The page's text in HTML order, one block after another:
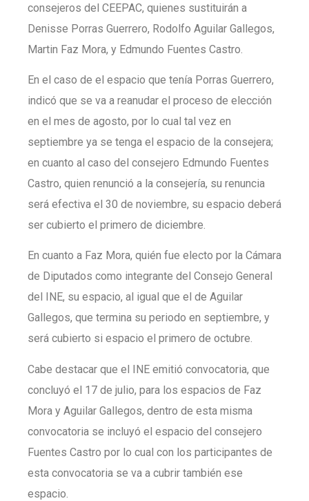
consejeros del CEEPAC, quienes sustituirán a
Denisse Porras Guerrero, Rodolfo Aguilar Gallegos,
Martin Faz Mora, y Edmundo Fuentes Castro.
En el caso de el espacio que tenía Porras Guerrero,
indicó que se va a reanudar el proceso de elección
en el mes de agosto, por lo cual tal vez en
septiembre ya se tenga el espacio de la consejera;
en cuanto al caso del consejero Edmundo Fuentes
Castro, quien renunció a la consejería, su renuncia
será efectiva el 30 de noviembre, su espacio deberá
ser cubierto el primero de diciembre.
En cuanto a Faz Mora, quién fue electo por la Cámara
de Diputados como integrante del Consejo General
del INE, su espacio, al igual que el de Aguilar
Gallegos, que termina su periodo en septiembre, y
será cubierto si espacio el primero de octubre.
Cabe destacar que el INE emitió convocatoria, que
concluyó el 17 de julio, para los espacios de Faz
Mora y Aguilar Gallegos, dentro de esta misma
convocatoria se incluyó el espacio del consejero
Fuentes Castro por lo cual con los participantes de
esta convocatoria se va a cubrir también ese
espacio.